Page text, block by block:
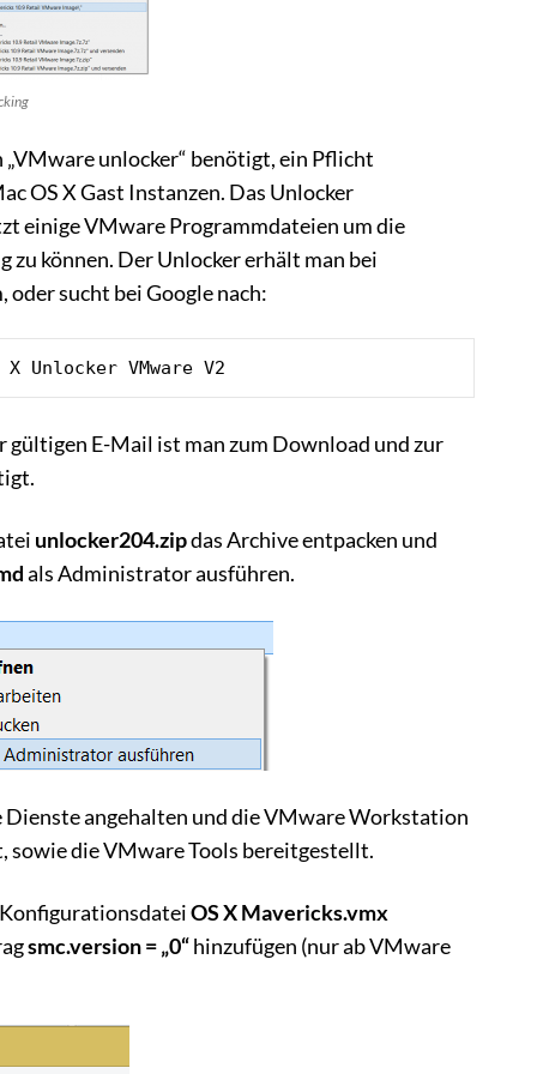
unlocker“ benötigt, ein Pflicht
OS X Gast Instanzen. Das Unlocker
einige VMware Programmdateien um die
können. Der Unlocker erhält man bei
sucht bei Google nach:
Unlocker VMware V2
E-Mail ist man zum Download und zur
unlocker204.zipdas Archive entpacken und
als Administrator ausführen.
Dienste angehalten und die VMware Workstation
sowie die VMware Tools bereitgestellt.
OS X Mavericks.vmx
smc.version = „0“hinzufügen (nur ab VMware